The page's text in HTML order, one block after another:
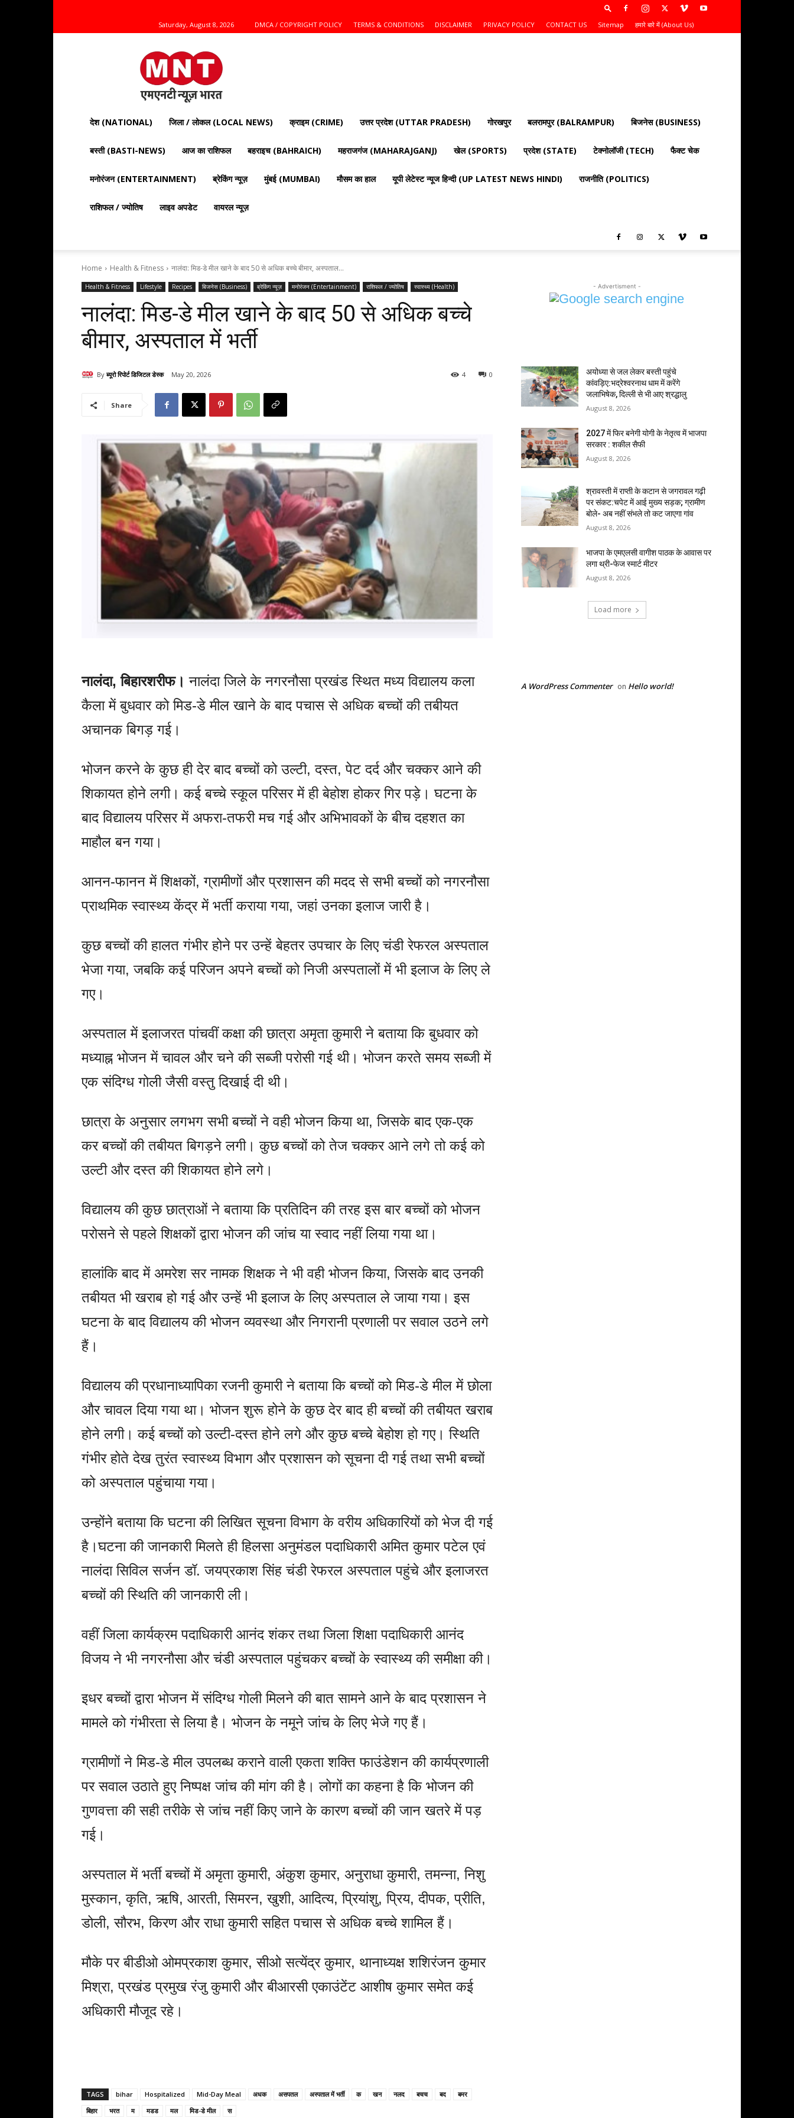
Saturday, August 8, 2026 DMCA / COPYRIGHT POLICY TERMS & CONDITIONS DISCLAIMER PRIVACY POLICY CONTACT US Sitemap हमारे बारे में (About Us)
Mnt
News
Bharat
|
आज
की
ताज़ा
राजनीति,
और
दुनिया
की
देश (NATIONAL) जिला / लोकल (LOCAL NEWS) क्राइम (CRIME) उत्तर प्रदेश (UTTAR PRADESH) गोरखपुर बलरामपुर (BALRAMPUR) बिजनेस (BUSINESS)
बस्ती (BASTI-NEWS) आज का राशिफल बहराइच (BAHRAICH) महराजगंज (MAHARAJGANJ) खेल (SPORTS) प्रदेश (STATE) टेक्नोलॉजी (TECH) फैक्ट चेक
मनोरंजन (ENTERTAINMENT) ब्रेकिंग न्यूज़ मुंबई (MUMBAI) मौसम का हाल यूपी लेटेस्ट न्यूज हिन्दी (UP LATEST NEWS HINDI) राजनीति (POLITICS)
राशिफल / ज्योतिष लाइव अपडेट वायरल न्यूज़
Home Health & Fitness नालंदा: मिड-डे मील खाने के बाद 50 से अधिक बच्चे बीमार, अस्पताल...
Health & Fitness Lifestyle Recipes बिजनेस (Business) ब्रेकिंग न्यूज़ मनोरंजन (Entertainment) राशिफल / ज्योतिष स्वास्थ्य (Health)
नालंदा: मिड-डे मील खाने के बाद 50 से अधिक बच्चे
बीमार, अस्पताल में भर्ती
By ब्यूरो रिपोर्ट डिजिटल डेस्क May 20, 2026 0
4
Share
नालंदा, बिहारशरीफ।नालंदा जिले के नगरनौसा प्रखंड स्थित मध्य विद्यालय कला
कैला में बुधवार को मिड-डे मील खाने के बाद पचास से अधिक बच्चों की तबीयत
अचानक बिगड़ गई।
भोजन करने के कुछ ही देर बाद बच्चों को उल्टी, दस्त, पेट दर्द और चक्कर आने की
शिकायत होने लगी। कई बच्चे स्कूल परिसर में ही बेहोश होकर गिर पड़े। घटना के
बाद विद्यालय परिसर में अफरा-तफरी मच गई और अभिभावकों के बीच दहशत का
माहौल बन गया।
आनन-फानन में शिक्षकों, ग्रामीणों और प्रशासन की मदद से सभी बच्चों को नगरनौसा
प्राथमिक स्वास्थ्य केंद्र में भर्ती कराया गया, जहां उनका इलाज जारी है।
कुछ बच्चों की हालत गंभीर होने पर उन्हें बेहतर उपचार के लिए चंडी रेफरल अस्पताल
भेजा गया, जबकि कई परिजन अपने बच्चों को निजी अस्पतालों में भी इलाज के लिए ले
गए।
अस्पताल में इलाजरत पांचवीं कक्षा की छात्रा अमृता कुमारी ने बताया कि बुधवार को
मध्याह्न भोजन में चावल और चने की सब्जी परोसी गई थी। भोजन करते समय सब्जी में
एक संदिग्ध गोली जैसी वस्तु दिखाई दी थी।
छात्रा के अनुसार लगभग सभी बच्चों ने वही भोजन किया था, जिसके बाद एक-एक
कर बच्चों की तबीयत बिगड़ने लगी। कुछ बच्चों को तेज चक्कर आने लगे तो कई को
उल्टी और दस्त की शिकायत होने लगे।
विद्यालय की कुछ छात्राओं ने बताया कि प्रतिदिन की तरह इस बार बच्चों को भोजन
परोसने से पहले शिक्षकों द्वारा भोजन की जांच या स्वाद नहीं लिया गया था।
हालांकि बाद में अमरेश सर नामक शिक्षक ने भी वही भोजन किया, जिसके बाद उनकी
तबीयत भी खराब हो गई और उन्हें भी इलाज के लिए अस्पताल ले जाया गया। इस
घटना के बाद विद्यालय की भोजन व्यवस्था और निगरानी प्रणाली पर सवाल उठने लगे
हैं।
विद्यालय की प्रधानाध्यापिका रजनी कुमारी ने बताया कि बच्चों को मिड-डे मील में छोला
और चावल दिया गया था। भोजन शुरू होने के कुछ देर बाद ही बच्चों की तबीयत खराब
होने लगी। कई बच्चों को उल्टी-दस्त होने लगे और कुछ बच्चे बेहोश हो गए। स्थिति
गंभीर होते देख तुरंत स्वास्थ्य विभाग और प्रशासन को सूचना दी गई तथा सभी बच्चों
को अस्पताल पहुंचाया गया।
उन्होंने बताया कि घटना की लिखित सूचना विभाग के वरीय अधिकारियों को भेज दी गई
है।घटना की जानकारी मिलते ही हिलसा अनुमंडल पदाधिकारी अमित कुमार पटेल एवं
नालंदा सिविल सर्जन डॉ. जयप्रकाश सिंह चंडी रेफरल अस्पताल पहुंचे और इलाजरत
बच्चों की स्थिति की जानकारी ली।
वहीं जिला कार्यक्रम पदाधिकारी आनंद शंकर तथा जिला शिक्षा पदाधिकारी आनंद
विजय ने भी नगरनौसा और चंडी अस्पताल पहुंचकर बच्चों के स्वास्थ्य की समीक्षा की।
इधर बच्चों द्वारा भोजन में संदिग्ध गोली मिलने की बात सामने आने के बाद प्रशासन ने
मामले को गंभीरता से लिया है। भोजन के नमूने जांच के लिए भेजे गए हैं।
ग्रामीणों ने मिड-डे मील उपलब्ध कराने वाली एकता शक्ति फाउंडेशन की कार्यप्रणाली
पर सवाल उठाते हुए निष्पक्ष जांच की मांग की है। लोगों का कहना है कि भोजन की
गुणवत्ता की सही तरीके से जांच नहीं किए जाने के कारण बच्चों की जान खतरे में पड़
गई।
अस्पताल में भर्ती बच्चों में अमृता कुमारी, अंकुश कुमार, अनुराधा कुमारी, तमन्ना, निशु
मुस्कान, कृति, ऋषि, आरती, सिमरन, खुशी, आदित्य, प्रियांशु, प्रिय, दीपक, प्रीति,
डोली, सौरभ, किरण और राधा कुमारी सहित पचास से अधिक बच्चे शामिल हैं।
मौके पर बीडीओ ओमप्रकाश कुमार, सीओ सत्येंद्र कुमार, थानाध्यक्ष शशिरंजन कुमार
मिश्रा, प्रखंड प्रमुख रंजु कुमारी और बीआरसी एकाउंटेंट आशीष कुमार समेत कई
अधिकारी मौजूद रहे।
TAGS bihar Hospitalized Mid-Day Meal अधक असपतल अस्पताल में भर्ती क खन नलद बचच बद
बमर
बिहार
भरत म मडड मल मिड-डे मील स
- Advertisment -
अयोध्या से जल लेकर बस्ती पहुंचे
कांवड़िए:भद्रेश्वरनाथ धाम में करेंगे
जलाभिषेक, दिल्ली से भी आए श्रद्धालु
August 8, 2026
2027 में फिर बनेगी योगी के नेतृत्व में भाजपा
सरकार : शकील सैफी
August 8, 2026
श्रावस्ती में राप्ती के कटान से जगरावल गढ़ी
पर संकट:चपेट में आई मुख्य सड़क; ग्रामीण
बोले- अब नहीं संभले तो कट जाएगा गांव
August 8, 2026
भाजपा के एमएलसी वागीश पाठक के आवास पर
लगा थ्री-फेज स्मार्ट मीटर
August 8, 2026
Load more
A WordPress Commenter on Hello world!